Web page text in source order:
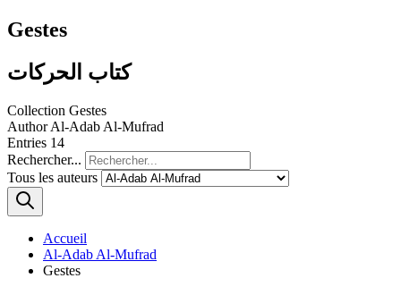
Gestes
كتاب الحركات
Collection Gestes
Author Al-Adab Al-Mufrad
Entries 14
Rechercher...
Tous les auteurs
Accueil
Al-Adab Al-Mufrad
Gestes